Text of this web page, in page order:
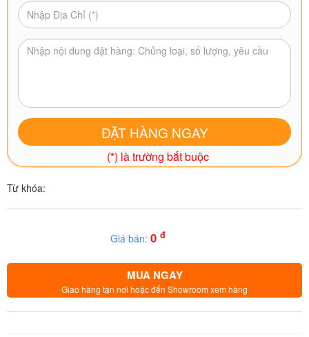
(*) là trường bắt buộc
Từ khóa:
Giá bán: 0 đ
MUA NGAY
Giao hàng tận nơi hoặc đến Showroom xem hàng